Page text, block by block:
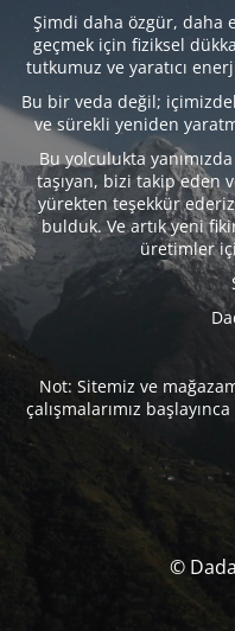
Şimdi daha özgür, daha
geçmek için fiziksel
tutkumuz ve yaratıcı
Bu bir veda değil;
ve sürekli yeniden
Bu yolculukta
taşıyan, bizi takip eden
yürekten teşekkür
bulduk. Ve artık yeni
üretimler
Not: Sitemiz ve
çalışmalarımız
©